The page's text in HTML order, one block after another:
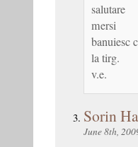
salutare
mersi
banuiesc
la tirg.
v.e.
Sorin
June 8th,